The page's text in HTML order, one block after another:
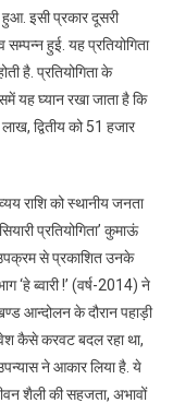
इसी प्रकार दूसरी
सम्पन्न हुई. यह प्रतियोगिता
है. प्रतियोगिता के
यह घ्यान रखा जाता है कि
द्वितीय को 51 हजार
राशि को स्थानीय जनता
प्रतियोगिता’ कुमाऊं
से प्रकाशित उनके
ब्वारी !’ (वर्ष-2014) ने
आन्दोलन के दौरान पहाड़ी
कैसे करवट बदल रहा था,
ने आकार लिया है. ये
शैली की सहजता, अभावों